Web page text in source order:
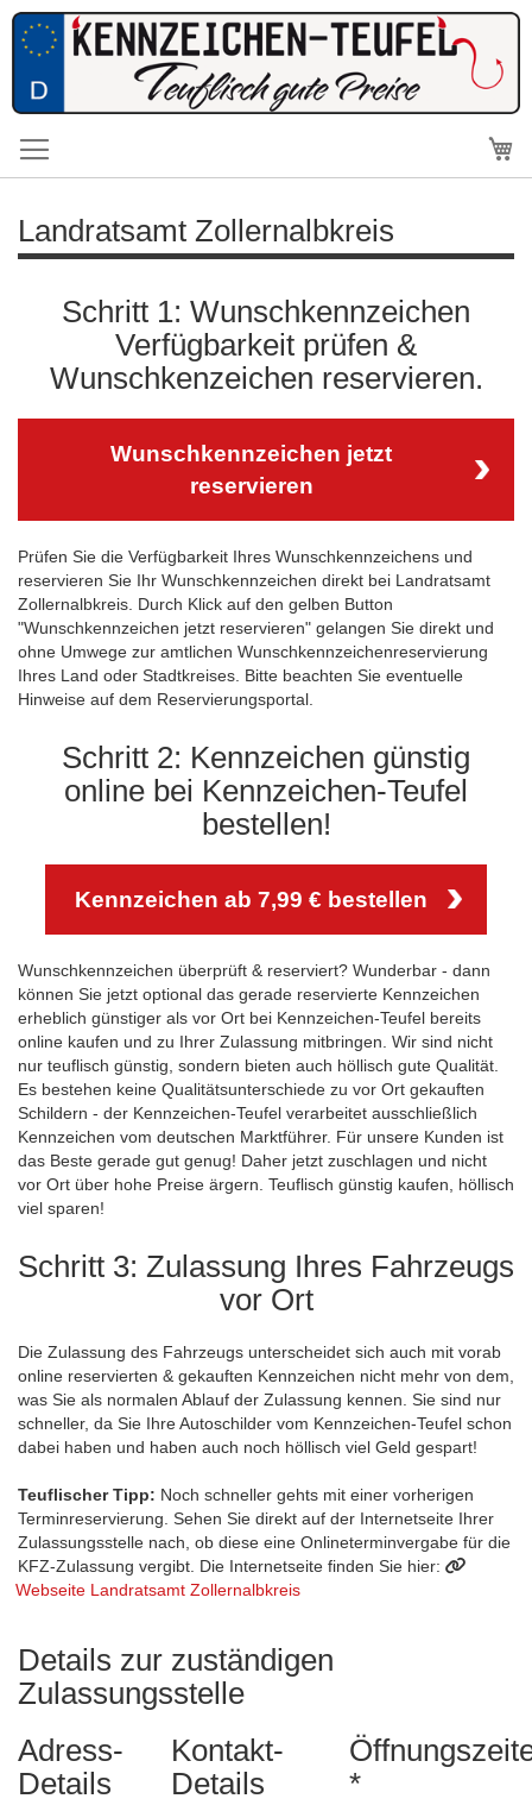
Landratsamt Zollernalbkreis
Schritt 1: Wunschkennzeichen
Verfügbarkeit prüfen &
Wunschkenzeichen reservieren.
Wunschkennzeichen jetzt
reservieren
Prüfen Sie die Verfügbarkeit Ihres Wunschkennzeichens und
reservieren Sie Ihr Wunschkennzeichen direkt bei Landratsamt
Zollernalbkreis. Durch Klick auf den gelben Button
"Wunschkennzeichen jetzt reservieren" gelangen Sie direkt und
ohne Umwege zur amtlichen Wunschkennzeichenreservierung
Ihres Land oder Stadtkreises. Bitte beachten Sie eventuelle
Hinweise auf dem Reservierungsportal.
Schritt 2: Kennzeichen günstig
online bei Kennzeichen-Teufel
bestellen!
Kennzeichen ab 7,99 € bestellen
Wunschkennzeichen überprüft & reserviert? Wunderbar - dann
können Sie jetzt optional das gerade reservierte Kennzeichen
erheblich günstiger als vor Ort bei Kennzeichen-Teufel bereits
online kaufen und zu Ihrer Zulassung mitbringen. Wir sind nicht
nur teuflisch günstig, sondern bieten auch höllisch gute Qualität.
Es bestehen keine Qualitätsunterschiede zu vor Ort gekauften
Schildern - der Kennzeichen-Teufel verarbeitet ausschließlich
Kennzeichen vom deutschen Marktführer. Für unsere Kunden ist
das Beste gerade gut genug! Daher jetzt zuschlagen und nicht
vor Ort über hohe Preise ärgern. Teuflisch günstig kaufen, höllisch
viel sparen!
Schritt 3: Zulassung Ihres Fahrzeugs
vor Ort
Die Zulassung des Fahrzeugs unterscheidet sich auch mit vorab
online reservierten & gekauften Kennzeichen nicht mehr von dem,
was Sie als normalen Ablauf der Zulassung kennen. Sie sind nur
schneller, da Sie Ihre Autoschilder vom Kennzeichen-Teufel schon
dabei haben und haben auch noch höllisch viel Geld gespart!
Teuflischer Tipp: Noch schneller gehts mit einer vorherigen
Terminreservierung. Sehen Sie direkt auf der Internetseite Ihrer
Zulassungsstelle nach, ob diese eine Onlineterminvergabe für die
KFZ-Zulassung vergibt. Die Internetseite finden Sie hier:
Webseite Landratsamt Zollernalbkreis
Details zur zuständigen
Zulassungsstelle
Adress-
Details
Kontakt-
Details
*